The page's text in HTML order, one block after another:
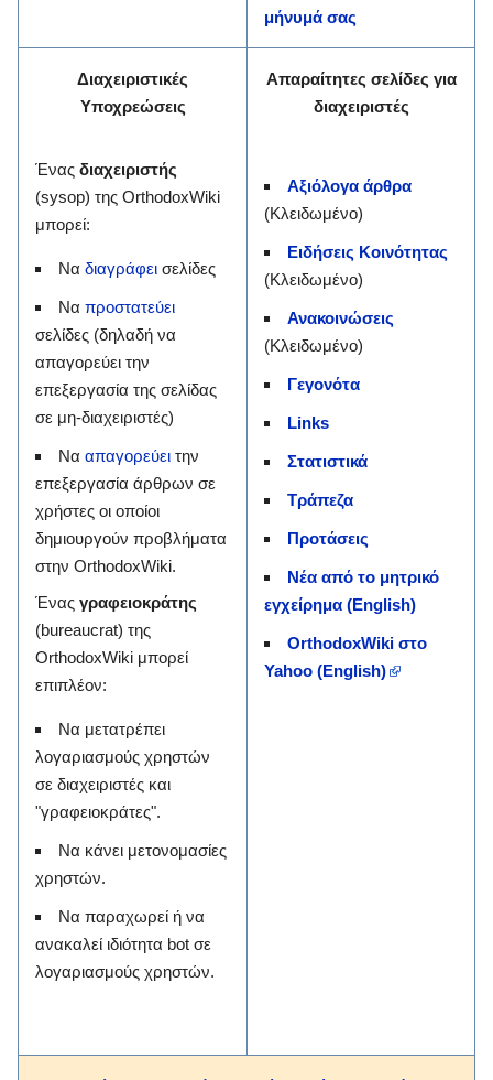
μήνυμά σας
Διαχειριστικές
Υποχρεώσεις
Έναςδιαχειριστής
(sysop) της OrthodoxWiki
μπορεί:
Ναδιαγράφει σελίδες
Ναπροστατεύει
σελίδες (δηλαδή να
απαγορεύει την
επεξεργασία της σελίδας
σε μη-διαχειριστές)
Νααπαγορεύει την
επεξεργασία άρθρων σε
χρήστες οι οποίοι
δημιουργούν προβλήματα
στην OrthodoxWiki.
Έναςγραφειοκράτης
(bureaucrat) της
OrthodoxWiki μπορεί
επιπλέον:
Να μετατρέπει
λογαριασμούς χρηστών
σε διαχειριστές και
"γραφειοκράτες".
Να κάνει μετονομασίες
χρηστών.
Να παραχωρεί ή να
ανακαλεί ιδιότητα bot σε
λογαριασμούς χρηστών.
Απαραίτητες σελίδες για
διαχειριστές
Αξιόλογα άρθρα
(Κλειδωμένο)
Ειδήσεις Κοινότητας
(Κλειδωμένο)
Ανακοινώσεις
(Κλειδωμένο)
Γεγονότα
Links
Στατιστικά
Τράπεζα
Προτάσεις
Νέα από το μητρικό
εγχείρημα (English)
OrthodoxWiki στο
Yahoo (English)